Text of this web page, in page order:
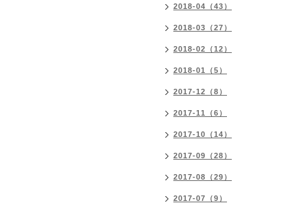
2018-04（43）
2018-03（27）
2018-02（12）
2018-01（5）
2017-12（8）
2017-11（6）
2017-10（14）
2017-09（28）
2017-08（29）
2017-07（9）